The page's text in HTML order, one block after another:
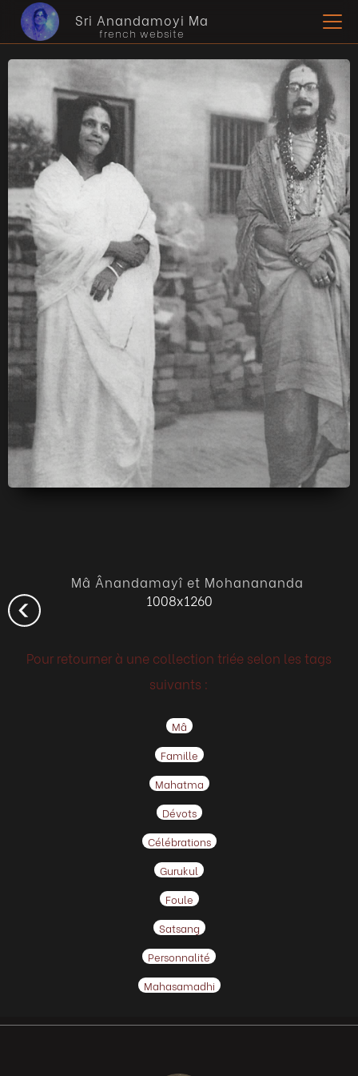
Sri Anandamoyi Ma
french website
Mâ Ânandamayî et Mohanananda
1008x1260
Pour retourner à une collection triée selon les tags
suivants :
Mâ
Famille
Mahatma
Dévots
Célébrations
Gurukul
Foule
Satsang
Personnalité
Mahasamadhi